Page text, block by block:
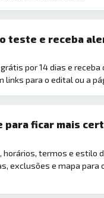
teste e receba
por 14 dias e
links para o edital ou a
para ficar mais
horários, termos e estilo
exclusões e mapa para